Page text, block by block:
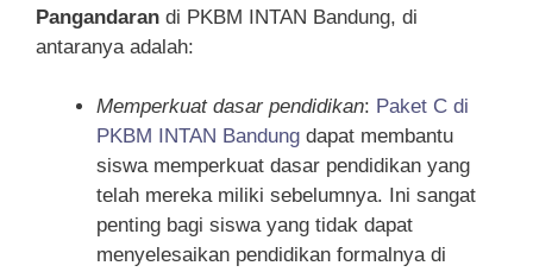
Pangandaran di PKBM INTAN Bandung, di
antaranya adalah:
Memperkuat dasar pendidikan: Paket C di
PKBM INTAN Bandung dapat membantu
siswa memperkuat dasar pendidikan yang
telah mereka miliki sebelumnya. Ini sangat
penting bagi siswa yang tidak dapat
menyelesaikan pendidikan formalnya di